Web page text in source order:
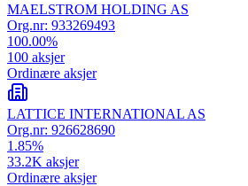
MAELSTROM HOLDING AS
Org.nr: 933269493
100.00%
100 aksjer
Ordinære aksjer
LATTICE INTERNATIONAL AS
Org.nr: 926628690
1.85%
33.2K aksjer
Ordinære aksjer